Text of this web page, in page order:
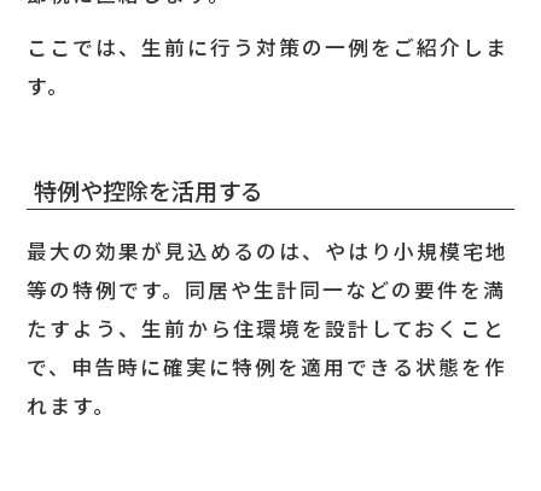
ここでは、生前に行う対策の一例をご紹介しま
す。
特例や控除を活用する
最大の効果が見込めるのは、やはり小規模宅地
等の特例です。同居や生計同一などの要件を満
たすよう、生前から住環境を設計しておくこと
で、申告時に確実に特例を適用できる状態を作
れます。